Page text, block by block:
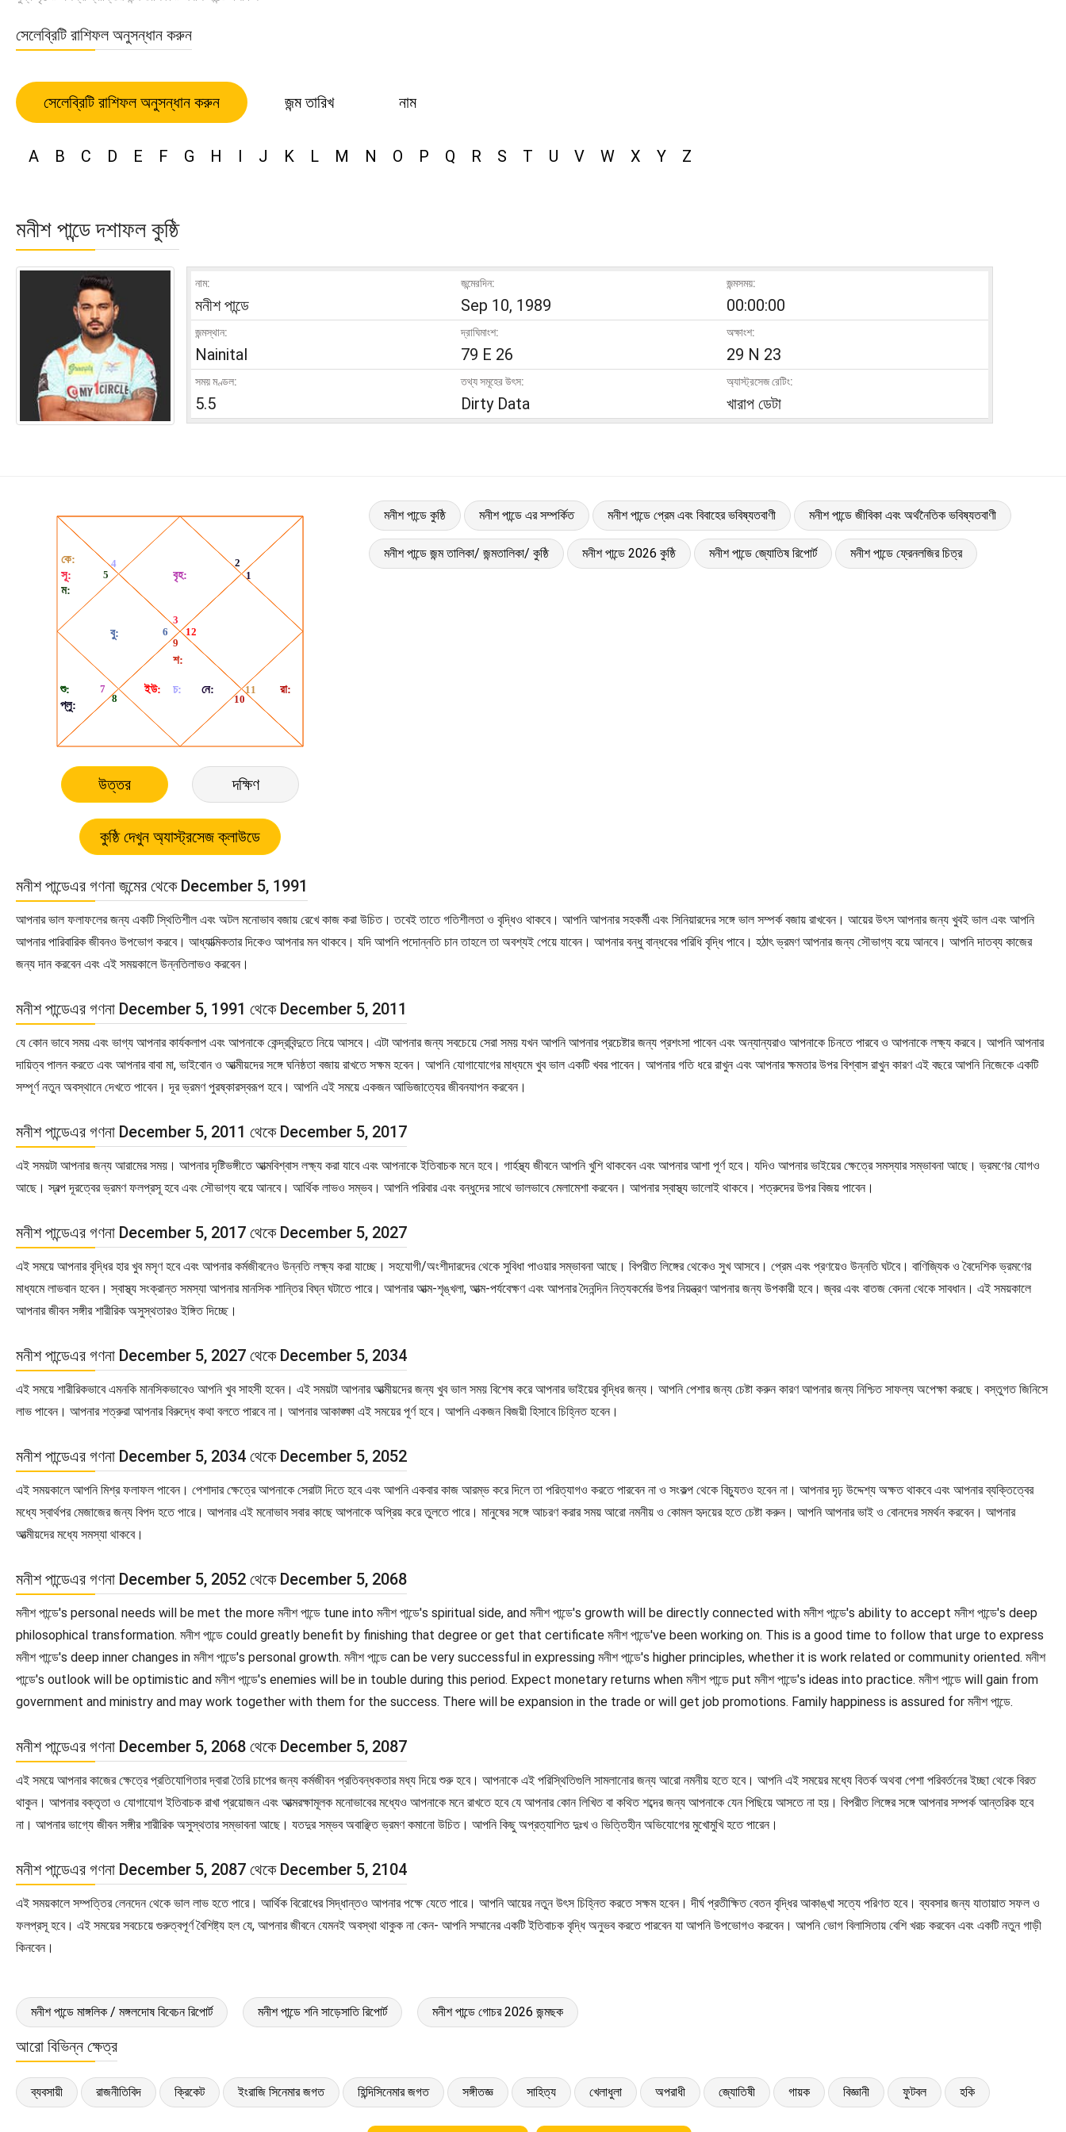
সেলেব্রিটি রাশিফল অনুসন্ধান করুন
সেলেব্রিটি রাশিফল অনুসন্ধান করুন জন্ম তারিখ নাম
A B C D E F G H I J K L M N O P Q R S T U V W X Y Z
মনীশ পান্ডে দশাফল কুষ্ঠি
নাম:
মনীশ পান্ডে
জন্মেরদিন:
Sep 10, 1989
জন্মসময়:
00:00:00
জন্মস্থান:
Nainital
দ্রাঘিমাংশ:
79 E 26
অক্ষাংশ:
29 N 23
সময় মণ্ডল:
5.5
তথ্য সমূহের উৎস:
Dirty Data
অ্যাস্ট্রসেজ রেটিং:
খারাপ ডেটা
উত্তর দক্ষিণ
মনীশ পান্ডে কুষ্ঠি মনীশ পান্ডে এর সম্পর্কিত মনীশ পান্ডে প্রেম এবং বিবাহের ভবিষ্যতবাণী মনীশ পান্ডে জীবিকা এবং অর্থনৈতিক ভবিষ্যতবাণী
মনীশ পান্ডে জন্ম তালিকা/ জন্মতালিকা/ কুষ্ঠি মনীশ পান্ডে 2026 কুষ্ঠি মনীশ পান্ডে জ্যোতিষ রিপোর্ট মনীশ পান্ডে ফ্রেনলজির চিত্র
মনীশ পান্ডেএর গণনা জন্মের থেকে December 5, 1991
আপনার ভাল ফলাফলের জন্য একটি স্থিতিশীল এবং অটল মনোভাব বজায় রেখে কাজ করা উচিত। তবেই তাতে গতিশীলতা ও বৃদ্ধিও থাকবে। আপনি আপনার সহকর্মী এবং সিনিয়ারদের সঙ্গে ভাল সম্পর্ক বজায় রাখবেন। আয়ের উৎস আপনার জন্য খুবই ভাল এবং আপনি
আপনার পারিবারিক জীবনও উপভোগ করবে। আধ্যাত্মিকতার দিকেও আপনার মন থাকবে। যদি আপনি পদোন্নতি চান তাহলে তা অবশ্যই পেয়ে যাবেন। আপনার বন্ধু বান্ধবের পরিধি বৃদ্ধি পাবে। হঠাৎ ভ্রমণ আপনার জন্য সৌভাগ্য বয়ে আনবে। আপনি দাতব্য কাজের
জন্য দান করবেন এবং এই সময়কালে উন্নতিলাভও করবেন।
মনীশ পান্ডেএর গণনা December 5, 1991 থেকে December 5, 2011
যে কোন ভাবে সময় এবং ভাগ্য আপনার কার্যকলাপ এবং আপনাকে কেন্দ্রবিন্দুতে নিয়ে আসবে। এটা আপনার জন্য সবচেয়ে সেরা সময় যখন আপনি আপনার প্রচেষ্টার জন্য প্রশংসা পাবেন এবং অন্যান্যরাও আপনাকে চিনতে পারবে ও আপনাকে লক্ষ্য করবে। আপনি আপনার
দায়িত্ব পালন করতে এবং আপনার বাবা মা, ভাইবোন ও আত্মীয়দের সঙ্গে ঘনিষ্ঠতা বজায় রাখতে সক্ষম হবেন। আপনি যোগাযোগের মাধ্যমে খুব ভাল একটি খবর পাবেন। আপনার গতি ধরে রাখুন এবং আপনার ক্ষমতার উপর বিশ্বাস রাখুন কারণ এই বছরে আপনি নিজেকে একটি
সম্পূর্ণ নতুন অবস্থানে দেখতে পাবেন। দূর ভ্রমণ পুরষ্কারস্বরূপ হবে। আপনি এই সময়ে একজন আভিজাত্যের জীবনযাপন করবেন।
মনীশ পান্ডেএর গণনা December 5, 2011 থেকে December 5, 2017
এই সময়টা আপনার জন্য আরামের সময়। আপনার দৃষ্টিভঙ্গীতে আত্মবিশ্বাস লক্ষ্য করা যাবে এবং আপনাকে ইতিবাচক মনে হবে। গার্হস্থ্য জীবনে আপনি খুশি থাকবেন এবং আপনার আশা পূর্ণ হবে। যদিও আপনার ভাইয়ের ক্ষেত্রে সমস্যার সম্ভাবনা আছে। ভ্রমণের যোগও
আছে। স্বল্প দূরত্বের ভ্রমণ ফলপ্রসূ হবে এবং সৌভাগ্য বয়ে আনবে। আর্থিক লাভও সম্ভব। আপনি পরিবার এবং বন্ধুদের সাথে ভালভাবে মেলামেশা করবেন। আপনার স্বাস্থ্য ভালোই থাকবে। শত্রুদের উপর বিজয় পাবেন।
মনীশ পান্ডেএর গণনা December 5, 2017 থেকে December 5, 2027
এই সময়ে আপনার বৃদ্ধির হার খুব মসৃণ হবে এবং আপনার কর্মজীবনেও উন্নতি লক্ষ্য করা যাচ্ছে। সহযোগী/অংশীদারদের থেকে সুবিধা পাওয়ার সম্ভাবনা আছে। বিপরীত লিঙ্গের থেকেও সুখ আসবে। প্রেম এবং প্রণয়েও উন্নতি ঘটবে। বাণিজ্যিক ও বৈদেশিক ভ্রমণের
মাধ্যমে লাভবান হবেন। স্বাস্থ্য সংক্রান্ত সমস্যা আপনার মানসিক শান্তির বিঘ্ন ঘটাতে পারে। আপনার আত্ম-শৃঙ্খলা, আত্ম-পর্যবেক্ষণ এবং আপনার দৈনন্দিন নিত্যকর্মের উপর নিয়ন্ত্রণ আপনার জন্য উপকারী হবে। জ্বর এবং বাতজ বেদনা থেকে সাবধান। এই সময়কালে
আপনার জীবন সঙ্গীর শারীরিক অসুস্থতারও ইঙ্গিত দিচ্ছে।
মনীশ পান্ডেএর গণনা December 5, 2027 থেকে December 5, 2034
এই সময়ে শারীরিকভাবে এমনকি মানসিকভাবেও আপনি খুব সাহসী হবেন। এই সময়টা আপনার আত্মীয়দের জন্য খুব ভাল সময় বিশেষ করে আপনার ভাইয়ের বৃদ্ধির জন্য। আপনি পেশার জন্য চেষ্টা করুন কারণ আপনার জন্য নিশ্চিত সাফল্য অপেক্ষা করছে। বস্তুগত জিনিসে
লাভ পাবেন। আপনার শত্রুরা আপনার বিরুদ্ধে কথা বলতে পারবে না। আপনার আকাঙ্ক্ষা এই সময়ের পূর্ণ হবে। আপনি একজন বিজয়ী হিসাবে চিহ্নিত হবেন।
মনীশ পান্ডেএর গণনা December 5, 2034 থেকে December 5, 2052
এই সময়কালে আপনি মিশ্র ফলাফল পাবেন। পেশাদার ক্ষেত্রে আপনাকে সেরাটা দিতে হবে এবং আপনি একবার কাজ আরম্ভ করে দিলে তা পরিত্যাগও করতে পারবেন না ও সংকল্প থেকে বিচ্যুতও হবেন না। আপনার দৃঢ় উদ্দেশ্য অক্ষত থাকবে এবং আপনার ব্যক্তিত্বের
মধ্যে স্বার্থপর মেজাজের জন্য বিপদ হতে পারে। আপনার এই মনোভাব সবার কাছে আপনাকে অপ্রিয় করে তুলতে পারে। মানুষের সঙ্গে আচরণ করার সময় আরো নমনীয় ও কোমল হৃদয়ের হতে চেষ্টা করুন। আপনি আপনার ভাই ও বোনদের সমর্থন করবেন। আপনার
আত্মীয়দের মধ্যে সমস্যা থাকবে।
মনীশ পান্ডেএর গণনা December 5, 2052 থেকে December 5, 2068
মনীশ পান্ডে's personal needs will be met the more মনীশ পান্ডে tune into মনীশ পান্ডে's spiritual side, and মনীশ পান্ডে's growth will be directly connected with মনীশ পান্ডে's ability to accept মনীশ পান্ডে's deep
philosophical transformation. মনীশ পান্ডে could greatly benefit by finishing that degree or get that certificate মনীশ পান্ডে've been working on. This is a good time to follow that urge to express
মনীশ পান্ডে's deep inner changes in মনীশ পান্ডে's personal growth. মনীশ পান্ডে can be very successful in expressing মনীশ পান্ডে's higher principles, whether it is work related or community oriented. মনীশ
পান্ডে's outlook will be optimistic and মনীশ পান্ডে's enemies will be in touble during this period. Expect monetary returns when মনীশ পান্ডে put মনীশ পান্ডে's ideas into practice. মনীশ পান্ডে will gain from
government and ministry and may work together with them for the success. There will be expansion in the trade or will get job promotions. Family happiness is assured for মনীশ পান্ডে.
মনীশ পান্ডেএর গণনা December 5, 2068 থেকে December 5, 2087
এই সময়ে আপনার কাজের ক্ষেত্রে প্রতিযোগিতার দ্বারা তৈরি চাপের জন্য কর্মজীবন প্রতিবন্ধকতার মধ্য দিয়ে শুরু হবে। আপনাকে এই পরিস্থিতিগুলি সামলানোর জন্য আরো নমনীয় হতে হবে। আপনি এই সময়ের মধ্যে বিতর্ক অথবা পেশা পরিবর্তনের ইচ্ছা থেকে বিরত
থাকুন। আপনার বক্তৃতা ও যোগাযোগ ইতিবাচক রাখা প্রয়োজন এবং আত্মরক্ষামূলক মনোভাবের মধ্যেও আপনাকে মনে রাখতে হবে যে আপনার কোন লিখিত বা কথিত শব্দের জন্য আপনাকে যেন পিছিয়ে আসতে না হয়। বিপরীত লিঙ্গের সঙ্গে আপনার সম্পর্ক আন্তরিক হবে
না। আপনার ভাগ্যে জীবন সঙ্গীর শারীরিক অসুস্থতার সম্ভাবনা আছে। যতদুর সম্ভব অবাঞ্ছিত ভ্রমণ কমানো উচিত। আপনি কিছু অপ্রত্যাশিত দুঃখ ও ভিত্তিহীন অভিযোগের মুখোমুখি হতে পারেন।
মনীশ পান্ডেএর গণনা December 5, 2087 থেকে December 5, 2104
এই সময়কালে সম্পত্তির লেনদেন থেকে ভাল লাভ হতে পারে। আর্থিক বিরোধের সিদ্ধান্তও আপনার পক্ষে যেতে পারে। আপনি আয়ের নতুন উৎস চিহ্নিত করতে সক্ষম হবেন। দীর্ঘ প্রতীক্ষিত বেতন বৃদ্ধির আকাঙ্খা সত্যে পরিণত হবে। ব্যবসার জন্য যাতায়াত সফল ও
ফলপ্রসূ হবে। এই সময়ের সবচেয়ে গুরুত্বপূর্ণ বৈশিষ্ট্য হল যে, আপনার জীবনে যেমনই অবস্থা থাকুক না কেন- আপনি সম্মানের একটি ইতিবাচক বৃদ্ধি অনুভব করতে পারবেন যা আপনি উপভোগও করবেন। আপনি ভোগ বিলাসিতায় বেশি খরচ করবেন এবং একটি নতুন গাড়ী
কিনবেন।
মনীশ পান্ডে মাঙ্গলিক / মঙ্গলদোষ বিবেচন রিপোর্ট মনীশ পান্ডে শনি সাড়েসাতি রিপোর্ট মনীশ পান্ডে গোচর 2026 জন্মছক
আরো বিভিন্ন ক্ষেত্র
ব্যবসায়ী রাজনীতিবিদ ক্রিকেট ইংরাজি সিনেমার জগত হিন্দিসিনেমার জগত সঙ্গীতজ্ঞ সাহিত্য খেলাধুলা অপরাধী জ্যোতিষী গায়ক বিজ্ঞানী ফুটবল হকি